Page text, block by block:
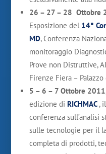
26 – 27 – 28 Ottobre
Esposizione del 14°
MD, Conferenza
monitoraggio
Prove non Distruttive,
Firenze Fiera –
5 – 6 – 7 Ottobre 2011
edizione di RICHMAC ,
conferenza sull’analisi
sulle tecnologie per il
completa di prodotti,